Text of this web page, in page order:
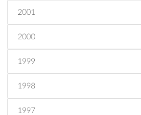
2001
2000
1999
1998
1997